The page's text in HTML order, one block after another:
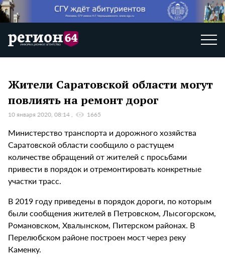
Жители Саратовской области могут
повлиять на ремонт дорог
10 января 2020, 08:14 1665
Министерство транспорта и дорожного хозяйства
Саратовской области сообщило о растущем
количестве обращений от жителей с просьбами
привести в порядок и отремонтировать конкретные
участки трасс.
В 2019 году приведены в порядок дороги, по которым
были сообщения жителей в Петровском, Лысогорском,
Романовском, Хвалынском, Питерском районах. В
Перелюбском районе построен мост через реку
Каменку.